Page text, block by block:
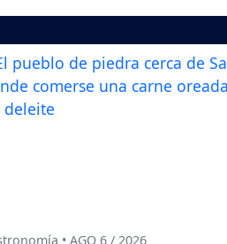
• AGO 6 / 2026